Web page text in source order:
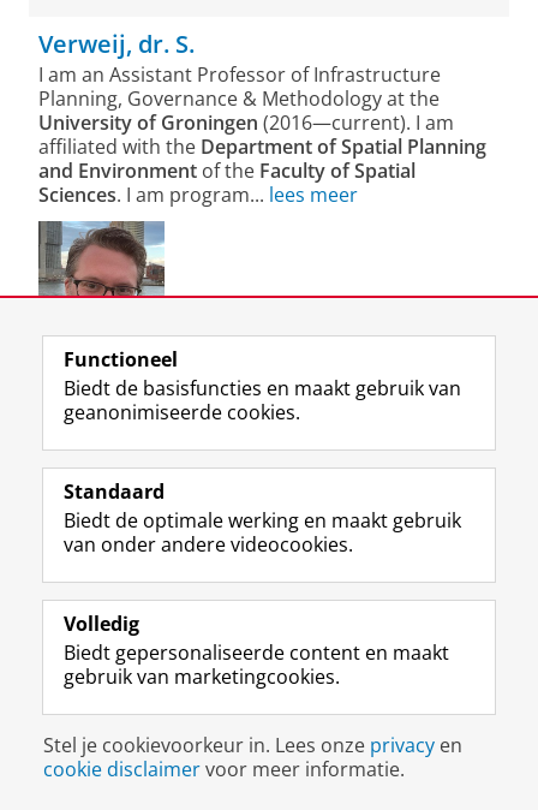
Verweij, dr. S.
I am an Assistant Professor of Infrastructure
Planning, Governance & Methodology at the
University of Groningen (2016—current). I am
affiliated with the Department of Spatial Planning
and Environment of the Faculty of Spatial
Sciences. I am program... lees meer
Contact
s.verweij@rug.nl
Functie
Universitair Docent Infrastructuurplanning,
Governance & Methodologie
Vakgebied
Bestuurskunde
Management
Plannings- & Ontwikkelingsstudies
Vries, prof. dr. J. de
Functioneel
Biedt de basisfuncties en maakt gebruik van
geanonimiseerde cookies.
Standaard
Biedt de optimale werking en maakt gebruik
van onder andere videocookies.
Volledig
Biedt gepersonaliseerde content en maakt
gebruik van marketingcookies.
Stel je cookievoorkeur in. Lees onze privacy en
cookie disclaimervoor meer informatie.